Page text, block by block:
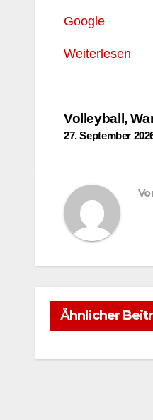
Google
Weiterlesen
Volleyball,
27. September
Ähnlicher